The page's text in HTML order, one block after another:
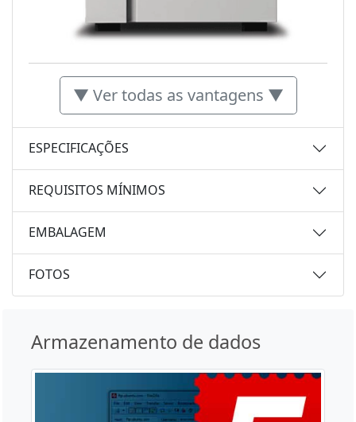
▼ Ver todas as vantagens ▼
ESPECIFICAÇÕES
REQUISITOS MÍNIMOS
EMBALAGEM
FOTOS
Armazenamento de dados